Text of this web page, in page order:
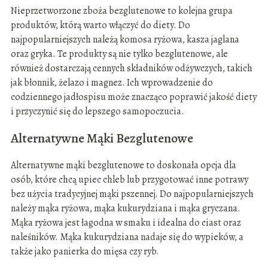
Nieprzetworzone zboża bezglutenowe to kolejna grupa
produktów, którą warto włączyć do diety. Do
najpopularniejszych należą komosa ryżowa, kasza jaglana
oraz gryka. Te produkty są nie tylko bezglutenowe, ale
również dostarczają cennych składników odżywczych, takich
jak błonnik, żelazo i magnez. Ich wprowadzenie do
codziennego jadłospisu może znacząco poprawić jakość diety
i przyczynić się do lepszego samopoczucia.
Alternatywne Mąki Bezglutenowe
Alternatywne mąki bezglutenowe to doskonała opcja dla
osób, które chcą upiec chleb lub przygotować inne potrawy
bez użycia tradycyjnej mąki pszennej. Do najpopularniejszych
należy mąka ryżowa, mąka kukurydziana i mąka gryczana.
Mąka ryżowa jest łagodna w smaku i idealna do ciast oraz
naleśników. Mąka kukurydziana nadaje się do wypieków, a
także jako panierka do mięsa czy ryb.